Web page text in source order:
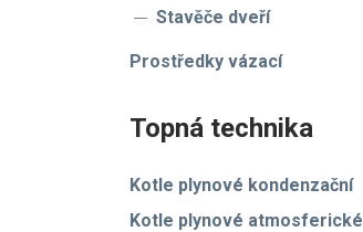
Stavěče dveří
Prostředky vázací
Topná technika
Kotle plynové kondenzační
Kotle plynové atmosferické